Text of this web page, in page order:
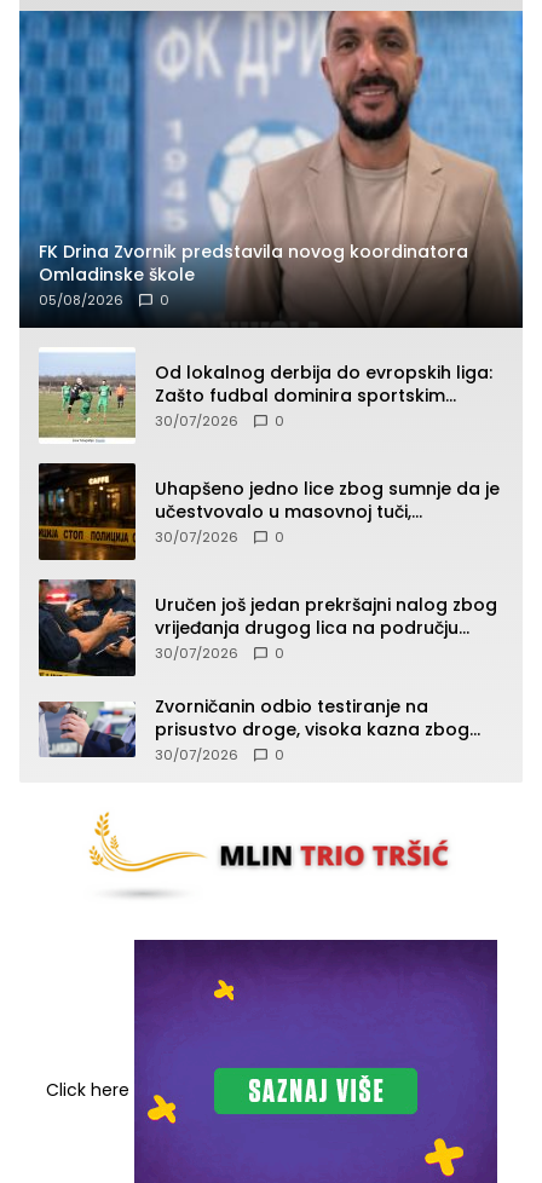
FK Drina Zvornik predstavila novog koordinatora
Omladinske škole
05/08/2026 0
Od lokalnog derbija do evropskih liga:
Zašto fudbal dominira sportskim
klađenjem
30/07/2026 0
Uhapšeno jedno lice zbog sumnje da je
učestvovalo u masovnoj tuči,
maloljetnik zadobio povrede
30/07/2026 0
Uručen još jedan prekršajni nalog zbog
vrijeđanja drugog lica na području
Zvornika
30/07/2026 0
Zvorničanin odbio testiranje na
prisustvo droge, visoka kazna zbog
kršenja Zakona o osnovama
30/07/2026 0
Click here